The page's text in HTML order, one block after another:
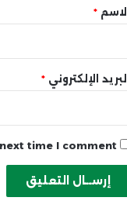
الاسم *
البريد الإلكتروني *
time I comment.